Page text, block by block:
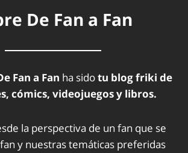
De Fan a Fan
Fan a Fan ha sidotu blog friki de
cómics, videojuegos y libros.
la perspectiva de un fan que se
y nuestras temáticas preferidas